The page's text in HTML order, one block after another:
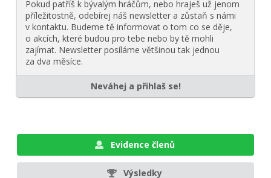
Pokud patříš k bývalým hráčům, nebo hraješ už jenom
příležitostně, odebírej náš newsletter a zůstaň s námi
v kontaktu. Budeme tě informovat o tom co se děje,
o akcích, které budou pro tebe nebo by tě mohli
zajímat. Newsletter posíláme většinou tak jednou
za dva měsíce.
Neváhej a přihlaš se!
Evidence členů
Výsledky